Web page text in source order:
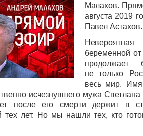
Малахов.
августа 2019
Павел Астахов.
беременной
продолжает
не только
весь мир. Имя
исчезнувшего мужа
после его смерти держит в
тех лет. Но мы нашли тех, кто